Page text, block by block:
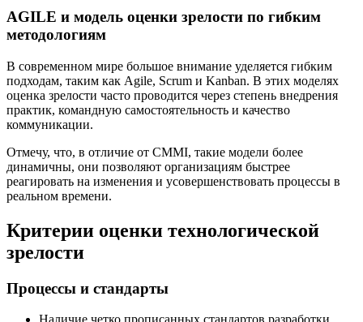
AGILE и модель оценки зрелости по гибким
методологиям
В современном мире большое внимание уделяется гибким
подходам, таким как Agile, Scrum и Kanban. В этих моделях
оценка зрелости часто проводится через степень внедрения
практик, командную самостоятельность и качество
коммуникации.
Отмечу, что, в отличие от CMMI, такие модели более
динамичны, они позволяют организациям быстрее
реагировать на изменения и усовершенствовать процессы в
реальном времени.
Критерии оценки технологической
зрелости
Процессы и стандарты